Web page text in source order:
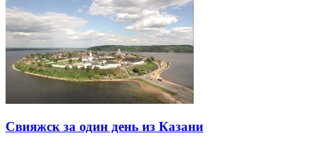
Свияжск за один день из Казани